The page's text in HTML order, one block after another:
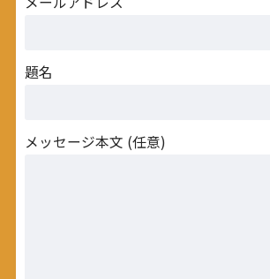
題名
メッセージ本文 (任意)